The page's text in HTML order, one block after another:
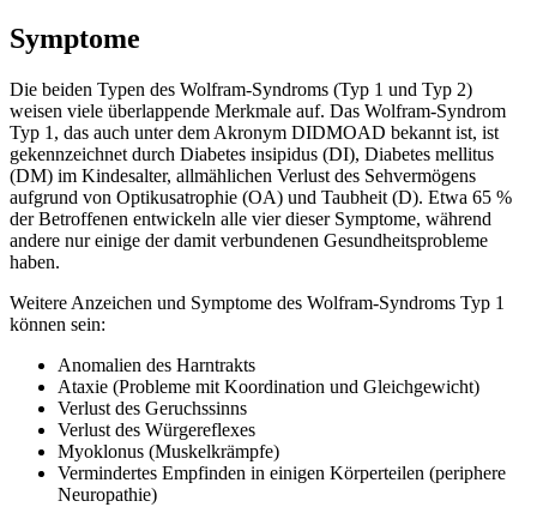
Symptome
Die beiden Typen des Wolfram-Syndroms (Typ 1 und Typ 2)
weisen viele überlappende Merkmale auf. Das Wolfram-Syndrom
Typ 1, das auch unter dem Akronym DIDMOAD bekannt ist, ist
gekennzeichnet durch Diabetes insipidus (DI), Diabetes mellitus
(DM) im Kindesalter, allmählichen Verlust des Sehvermögens
aufgrund von Optikusatrophie (OA) und Taubheit (D). Etwa 65 %
der Betroffenen entwickeln alle vier dieser Symptome, während
andere nur einige der damit verbundenen Gesundheitsprobleme
haben.
Weitere Anzeichen und Symptome des Wolfram-Syndroms Typ 1
können sein:
Anomalien des Harntrakts
Ataxie (Probleme mit Koordination und Gleichgewicht)
Verlust des Geruchssinns
Verlust des Würgereflexes
Myoklonus (Muskelkrämpfe)
Vermindertes Empfinden in einigen Körperteilen (periphere
Neuropathie)